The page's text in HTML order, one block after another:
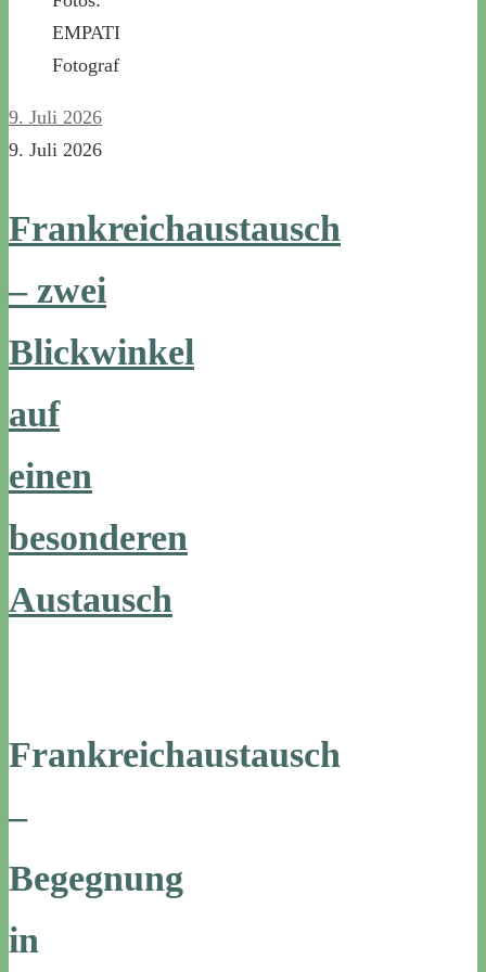
EMPATI
Fotograf
9. Juli 2026
9. Juli 2026
Frankreichaustausch
– zwei
Blickwinkel
auf
einen
besonderen
Austausch
Frankreichaustausch
–
Begegnung
in